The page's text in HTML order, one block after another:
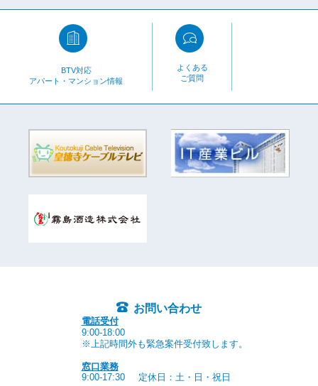
BTV対応
アパート・マンション情報
よくある
ご質問
お問い合わせ
電話受付
9:00-18:00
※上記時間外も緊急案件受付致します。
窓口業務
9:00-17:30
定休日：土・日・祝日